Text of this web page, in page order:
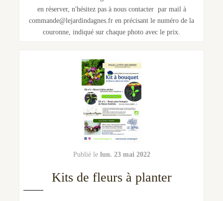
en réserver, n'hésitez pas à nous contacter par mail à
commande@lejardindagnes.fr en précisant le numéro de la
couronne, indiqué sur chaque photo avec le prix.
lun. 23 mai 2022
Kits de fleurs à planter